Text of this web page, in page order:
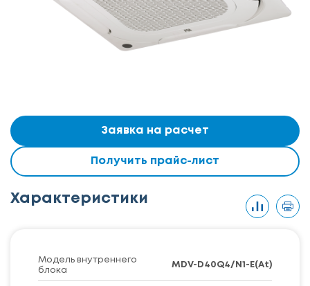
Заявка на расчет
Получить прайс-лист
Характеристики
Модель внутреннего
блока
MDV-D40Q4/N1-E(At)